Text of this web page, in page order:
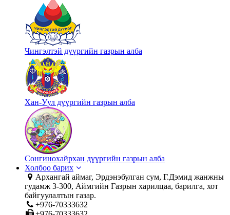
Чингэлтэй дүүргийн газрын алба
Хан-Уул дүүргийн газрын алба
Сонгинохайрхан дүүргийн газрын алба
Холбоо барих
Архангай аймаг, Эрдэнэбулган сум, Г.Дэмид жанжны
гудамж 3-300, Аймгийн Газрын харилцаа, барилга, хот
байгуулалтын газар.
+976-70333632